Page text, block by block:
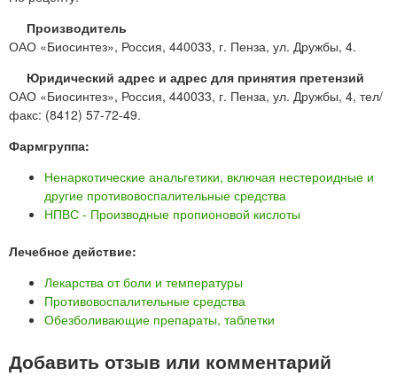
Производитель
ОАО «Биосинтез», Россия, 440033, г. Пенза, ул. Дружбы, 4.
Юридический адрес и адрес для принятия претензий
ОАО «Биосинтез», Россия, 440033, г. Пенза, ул. Дружбы, 4, тел/
факс: (8412) 57-72-49.
Фармгруппа:
Ненаркотические анальгетики, включая нестероидные и
другие противовоспалительные средства
НПВС - Производные пропионовой кислоты
Лечебное действие:
Лекарства от боли и температуры
Противовоспалительные средства
Обезболивающие препараты, таблетки
Добавить отзыв или комментарий